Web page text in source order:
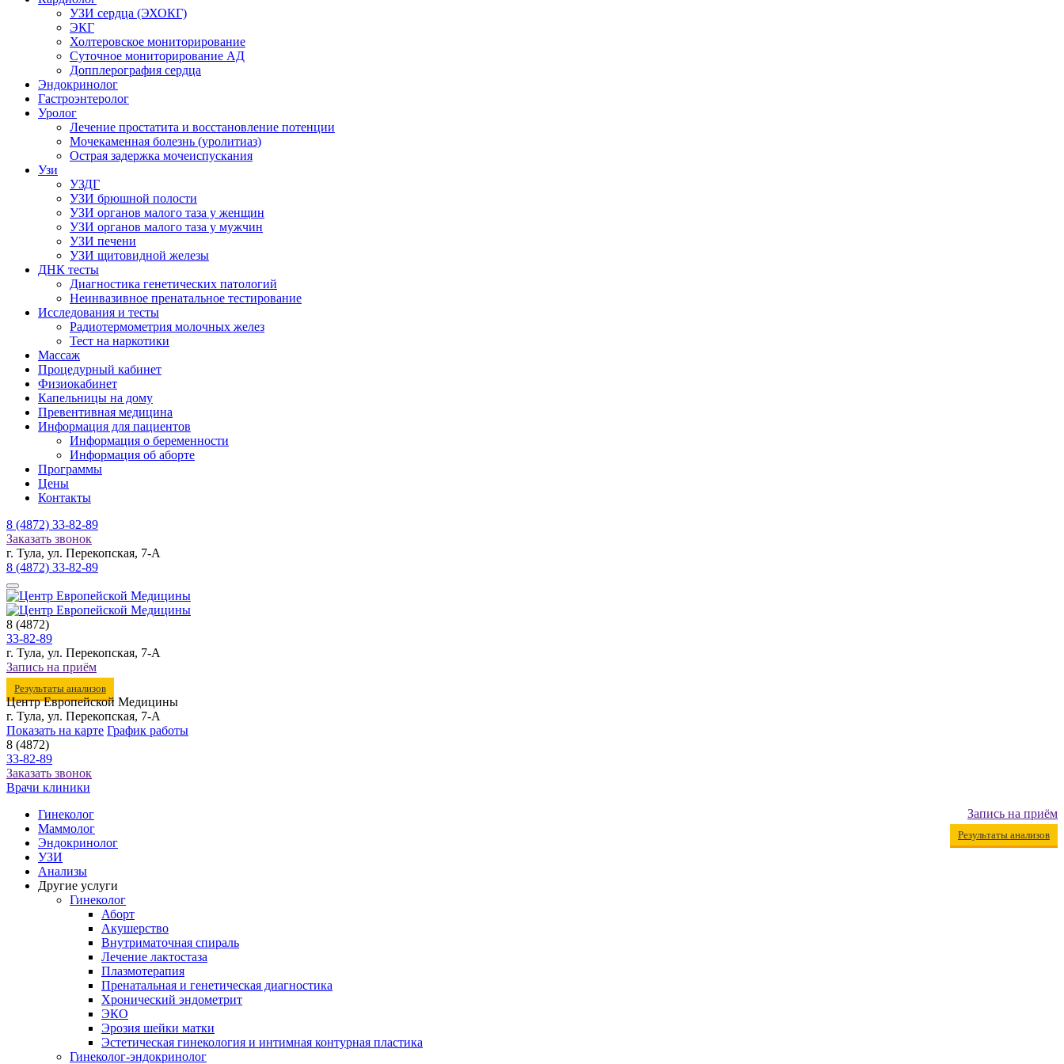
УЗИ сердца (ЭХОКГ)
ЭКГ
Холтеровское мониторирование
Суточное мониторирование АД
Допплерография сердца
Эндокринолог
Гастроэнтеролог
Уролог
Лечение простатита и восстановление потенции
Мочекаменная болезнь (уролитиаз)
Острая задержка мочеиспускания
Узи
УЗДГ
УЗИ брюшной полости
УЗИ органов малого таза у женщин
УЗИ органов малого таза у мужчин
УЗИ печени
УЗИ щитовидной железы
ДНК тесты
Диагностика генетических патологий
Неинвазивное пренатальное тестирование
Исследования и тесты
Радиотермометрия молочных желез
Тест на наркотики
Массаж
Процедурный кабинет
Физиокабинет
Капельницы на дому
Превентивная медицина
Информация для пациентов
Информация о беременности
Информация об аборте
Программы
Цены
Контакты
8 (4872) 33-82-89
Заказать звонок
г. Тула, ул. Перекопская, 7-А
8 (4872) 33-82-89
8 (4872)
33-82-89
г. Тула, ул. Перекопская, 7-А
Запись на приём
Результаты анализов
Центр Европейской Медицины
г. Тула, ул. Перекопская, 7-А
Показать на карте График работы
8 (4872)
33-82-89
Заказать звонок
Врачи клиники
Запись на приём
Результаты анализов
Гинеколог
Маммолог
Эндокринолог
УЗИ
Анализы
Другие услуги
Гинеколог
Аборт
Акушерство
Внутриматочная спираль
Лечение лактостаза
Плазмотерапия
Пренатальная и генетическая диагностика
Хронический эндометрит
ЭКО
Эрозия шейки матки
Эстетическая гинекология и интимная контурная пластика
Гинеколог-эндокринолог